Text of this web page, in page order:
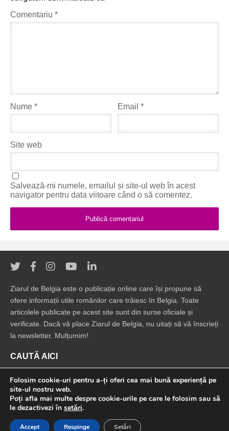
Comentariu *
Nume * Email*
Site web
Salvează-mi numele, emailul și site-ul web în acest
navigator pentru data viitoare când o să comentez.
Ziarul de Belgia este o publicație online care își propune să
ofere informații utile românilor care trăiesc în Belgia. Toate
articolele publicate pe acest site sunt din surse oficiale și
verificate. Dacă vă place Ziarul de Belgia, nu uitați să vă înscrieți
la newsletter. Mulțumim!
CAUTĂ AICI
© 2022 Ziarul de Belgia. Toate drepturile rezervate.
Folosim cookie-uri pentru a-ți oferi cea mai bună experiență pe
site-ul nostru web.
Poți afla mai multe despre cookie-urile pe care le folosim sau să
le dezactivezi în setări.
Accept Respinge Setări